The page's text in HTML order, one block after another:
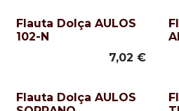
Flauta Dolça AULOS
102-N
7,02 €
Flauta Dolça AULOS